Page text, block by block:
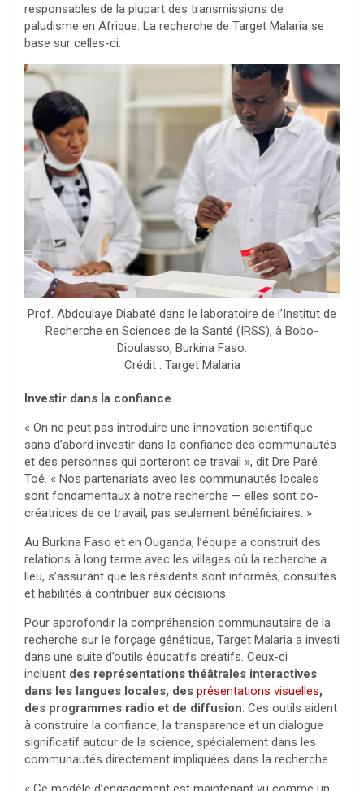
responsables de la plupart des transmissions de
paludisme en Afrique. La recherche de Target Malaria se
base sur celles-ci.
Prof. Abdoulaye Diabaté dans le laboratoire de l’Institut de
Recherche en Sciences de la Santé (IRSS), à Bobo-
Dioulasso, Burkina Faso.
Crédit : Target Malaria
Investir dans la confiance
« On ne peut pas introduire une innovation scientifique
sans d’abord investir dans la confiance des communautés
et des personnes qui porteront ce travail », dit Dre Paré
Toé. « Nos partenariats avec les communautés locales
sont fondamentaux à notre recherche — elles sont co-
créatrices de ce travail, pas seulement bénéficiaires. »
Au Burkina Faso et en Ouganda, l’équipe a construit des
relations à long terme avec les villages où la recherche a
lieu, s’assurant que les résidents sont informés, consultés
et habilités à contribuer aux décisions.
Pour approfondir la compréhension communautaire de la
recherche sur le forçage génétique, Target Malaria a investi
dans une suite d’outils éducatifs créatifs. Ceux-ci
incluent des représentations théâtrales interactives
dans les langues locales, des présentations visuelles,
des programmes radio et de diffusion. Ces outils aident
à construire la confiance, la transparence et un dialogue
significatif autour de la science, spécialement dans les
communautés directement impliquées dans la recherche.